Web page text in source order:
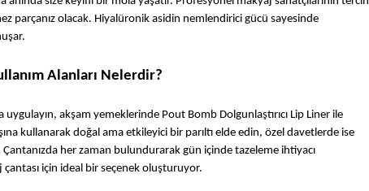
parçanız olacak. Hiyalüronik asidin nemlendirici gücü sayesinde
Alanları Nelerdir?
akşam yemeklerinde Pout Bomb Dolgunlaştırıcı Lip Liner ile
kullanarak doğal ama etkileyici bir parıltı elde edin, özel davetlerde ise
her zaman bulundurarak gün içinde tazeleme ihtiyacı
için ideal bir seçenek oluşturuyor.